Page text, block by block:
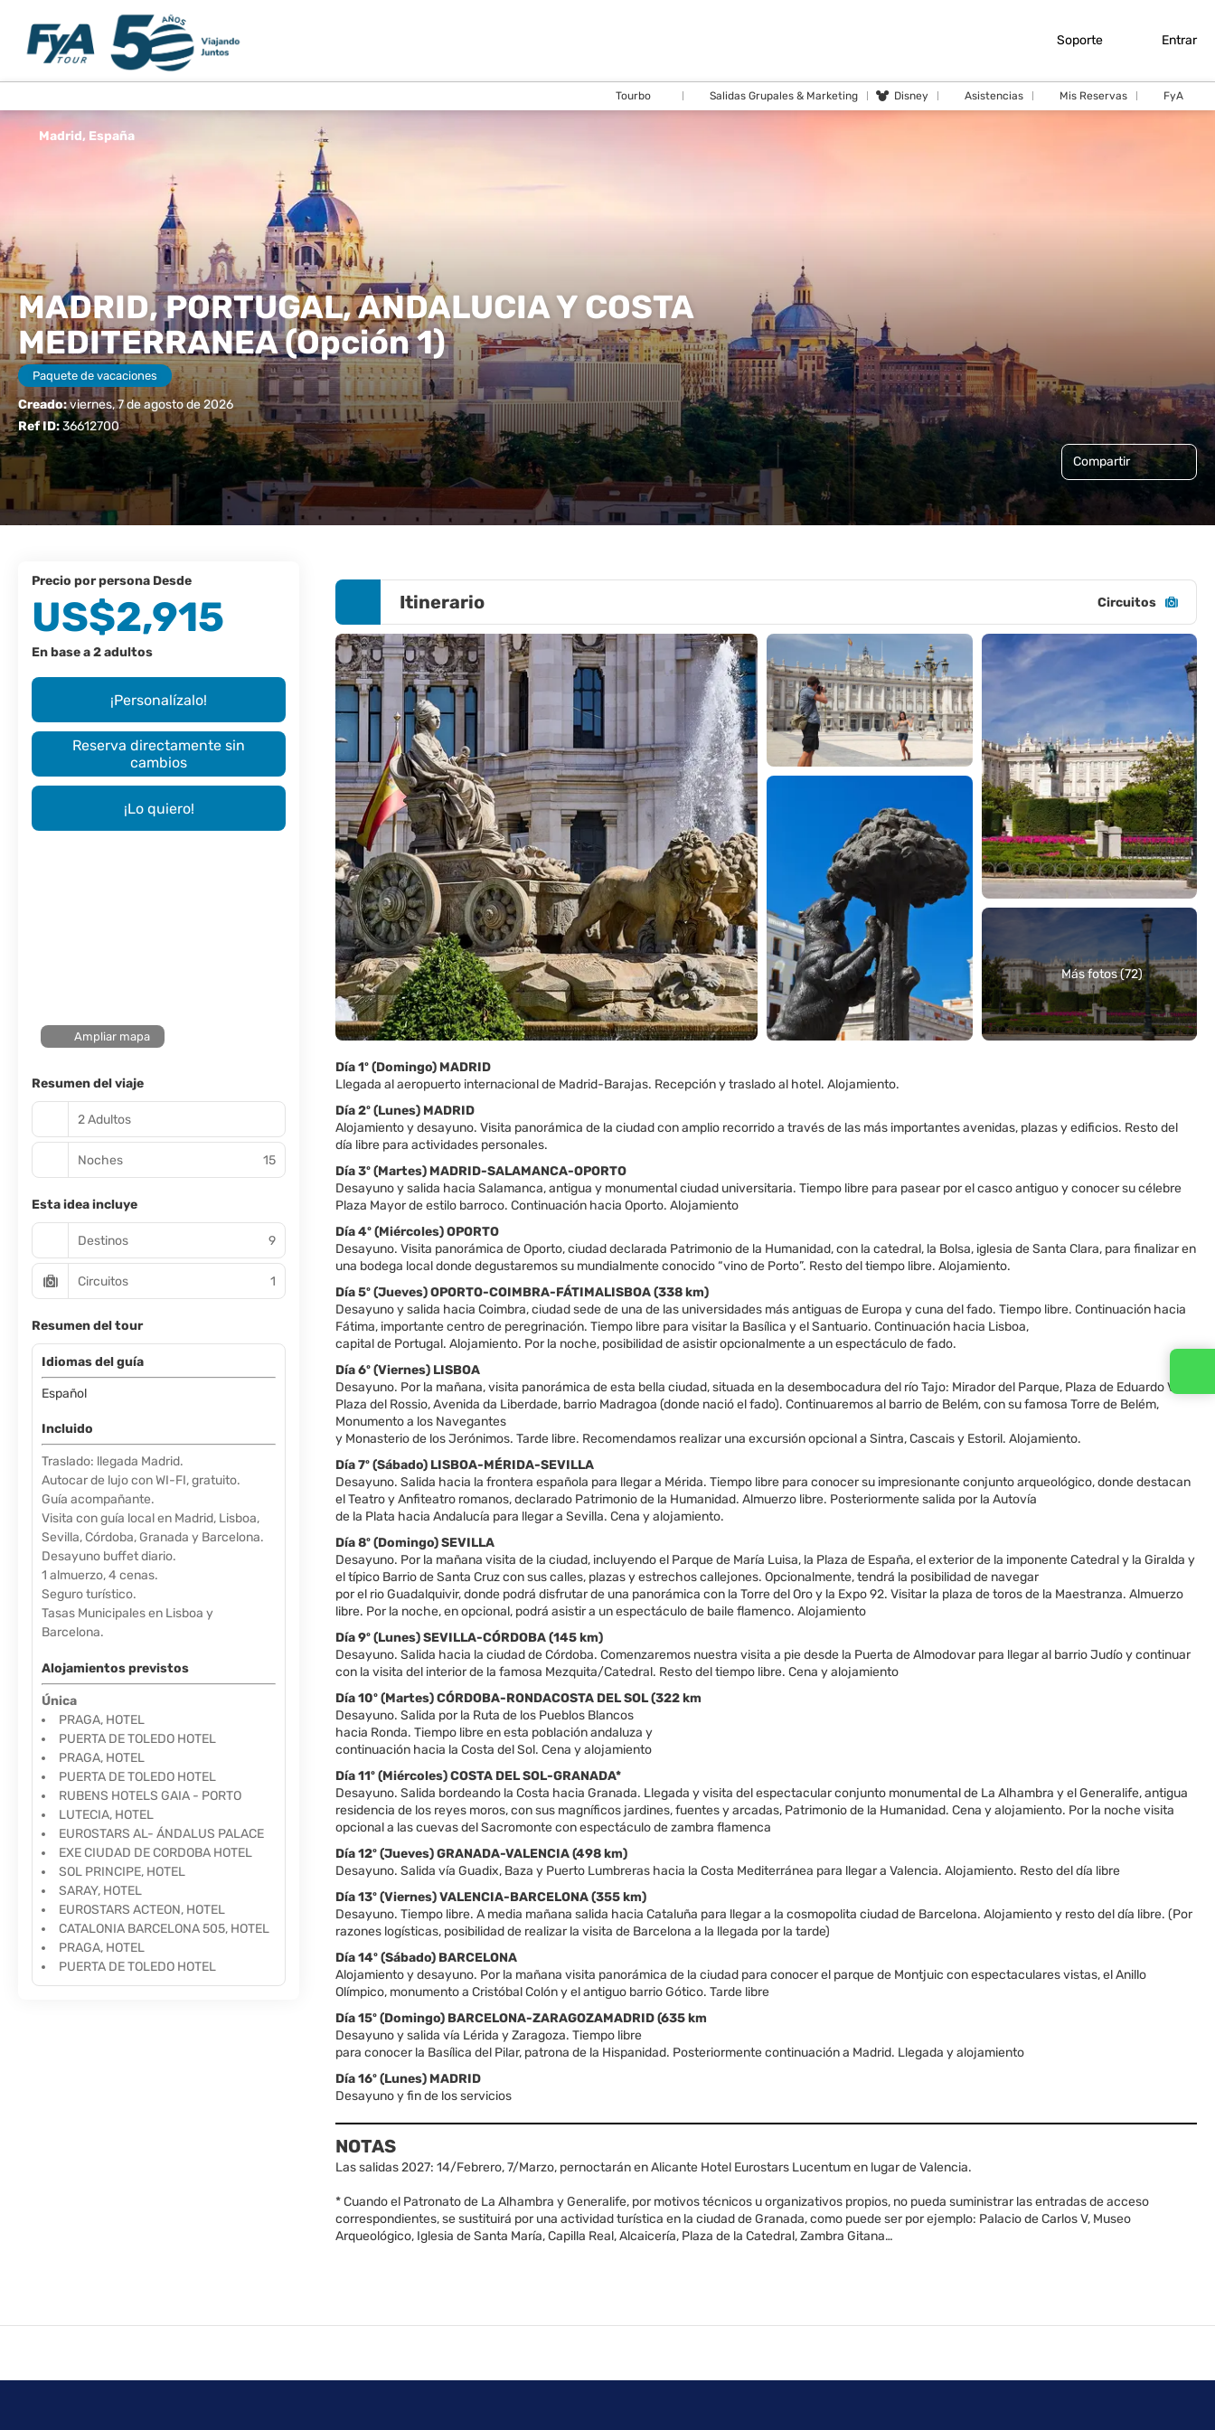
Soporte Entrar
Tourbo Salidas Grupales & Marketing Disney Asistencias Mis Reservas FyA
MADRID, PORTUGAL, ANDALUCIA Y COSTA
MEDITERRANEA (Opción 1)
Paquete de vacaciones
Creado:viernes, 7 de agosto de 2026
Ref ID:36612700
Compartir
Madrid, España
Itinerario Circuitos
Más fotos (72)
Día 1º (Domingo) MADRID
Llegada al aeropuerto internacional de Madrid-Barajas. Recepción y traslado al hotel. Alojamiento.
Día 2º (Lunes) MADRID
Alojamiento y desayuno. Visita panorámica de la ciudad con amplio recorrido a través de las más importantes avenidas, plazas y edificios. Resto del
día libre para actividades personales.
Día 3º (Martes) MADRID-SALAMANCA-OPORTO
Desayuno y salida hacia Salamanca, antigua y monumental ciudad universitaria. Tiempo libre para pasear por el casco antiguo y conocer su célebre
Plaza Mayor de estilo barroco. Continuación hacia Oporto. Alojamiento
Día 4º (Miércoles) OPORTO
Desayuno. Visita panorámica de Oporto, ciudad declarada Patrimonio de la Humanidad, con la catedral, la Bolsa, iglesia de Santa Clara, para finalizar en
una bodega local donde degustaremos su mundialmente conocido “vino de Porto”. Resto del tiempo libre. Alojamiento.
Día 5º (Jueves) OPORTO-COIMBRA-FÁTIMALISBOA (338 km)
Desayuno y salida hacia Coimbra, ciudad sede de una de las universidades más antiguas de Europa y cuna del fado. Tiempo libre. Continuación hacia
Fátima, importante centro de peregrinación. Tiempo libre para visitar la Basílica y el Santuario. Continuación hacia Lisboa,
capital de Portugal. Alojamiento. Por la noche, posibilidad de asistir opcionalmente a un espectáculo de fado.
Día 6º (Viernes) LISBOA
Desayuno. Por la mañana, visita panorámica de esta bella ciudad, situada en la desembocadura del río Tajo: Mirador del Parque, Plaza de Eduardo VII,
Plaza del Rossio, Avenida da Liberdade, barrio Madragoa (donde nació el fado). Continuaremos al barrio de Belém, con su famosa Torre de Belém,
Monumento a los Navegantes
y Monasterio de los Jerónimos. Tarde libre. Recomendamos realizar una excursión opcional a Sintra, Cascais y Estoril. Alojamiento.
Día 7º (Sábado) LISBOA-MÉRIDA-SEVILLA
Desayuno. Salida hacia la frontera española para llegar a Mérida. Tiempo libre para conocer su impresionante conjunto arqueológico, donde destacan
el Teatro y Anfiteatro romanos, declarado Patrimonio de la Humanidad. Almuerzo libre. Posteriormente salida por la Autovía
de la Plata hacia Andalucía para llegar a Sevilla. Cena y alojamiento.
Día 8º (Domingo) SEVILLA
Desayuno. Por la mañana visita de la ciudad, incluyendo el Parque de María Luisa, la Plaza de España, el exterior de la imponente Catedral y la Giralda y
el típico Barrio de Santa Cruz con sus calles, plazas y estrechos callejones. Opcionalmente, tendrá la posibilidad de navegar
por el rio Guadalquivir, donde podrá disfrutar de una panorámica con la Torre del Oro y la Expo 92. Visitar la plaza de toros de la Maestranza. Almuerzo
libre. Por la noche, en opcional, podrá asistir a un espectáculo de baile flamenco. Alojamiento
Día 9º (Lunes) SEVILLA-CÓRDOBA (145 km)
Desayuno. Salida hacia la ciudad de Córdoba. Comenzaremos nuestra visita a pie desde la Puerta de Almodovar para llegar al barrio Judío y continuar
con la visita del interior de la famosa Mezquita/Catedral. Resto del tiempo libre. Cena y alojamiento
Día 10º (Martes) CÓRDOBA-RONDACOSTA DEL SOL (322 km
Desayuno. Salida por la Ruta de los Pueblos Blancos
hacia Ronda. Tiempo libre en esta población andaluza y
continuación hacia la Costa del Sol. Cena y alojamiento
Día 11º (Miércoles) COSTA DEL SOL-GRANADA*
Desayuno. Salida bordeando la Costa hacia Granada. Llegada y visita del espectacular conjunto monumental de La Alhambra y el Generalife, antigua
residencia de los reyes moros, con sus magníficos jardines, fuentes y arcadas, Patrimonio de la Humanidad. Cena y alojamiento. Por la noche visita
opcional a las cuevas del Sacromonte con espectáculo de zambra flamenca
Día 12º (Jueves) GRANADA-VALENCIA (498 km)
Desayuno. Salida vía Guadix, Baza y Puerto Lumbreras hacia la Costa Mediterránea para llegar a Valencia. Alojamiento. Resto del día libre
Día 13º (Viernes) VALENCIA-BARCELONA (355 km)
Desayuno. Tiempo libre. A media mañana salida hacia Cataluña para llegar a la cosmopolita ciudad de Barcelona. Alojamiento y resto del día libre. (Por
razones logísticas, posibilidad de realizar la visita de Barcelona a la llegada por la tarde)
Día 14º (Sábado) BARCELONA
Alojamiento y desayuno. Por la mañana visita panorámica de la ciudad para conocer el parque de Montjuic con espectaculares vistas, el Anillo
Olímpico, monumento a Cristóbal Colón y el antiguo barrio Gótico. Tarde libre
Día 15º (Domingo) BARCELONA-ZARAGOZAMADRID (635 km
Desayuno y salida vía Lérida y Zaragoza. Tiempo libre
para conocer la Basílica del Pilar, patrona de la Hispanidad. Posteriormente continuación a Madrid. Llegada y alojamiento
Día 16º (Lunes) MADRID
Desayuno y fin de los servicios
NOTAS
Las salidas 2027: 14/Febrero, 7/Marzo, pernoctarán en Alicante Hotel Eurostars Lucentum en lugar de Valencia.
* Cuando el Patronato de La Alhambra y Generalife, por motivos técnicos u organizativos propios, no pueda suministrar las entradas de acceso
correspondientes, se sustituirá por una actividad turística en la ciudad de Granada, como puede ser por ejemplo: Palacio de Carlos V, Museo
Arqueológico, Iglesia de Santa María, Capilla Real, Alcaicería, Plaza de la Catedral, Zambra Gitana…
precio por persona Desde
US$2,915
En base a 2 adultos
¡Personalízalo!
Reserva directamente sin
cambios
¡Lo quiero!
Ampliar mapa
Resumen del viaje
2 Adultos
Noches 15
Esta idea incluye
Destinos 9
Circuitos 1
Resumen del tour
Idiomas del guía
Español
Incluido
Traslado: llegada Madrid.
Autocar de lujo con WI-FI, gratuito.
Guía acompañante.
Visita con guía local en Madrid, Lisboa,
Sevilla, Córdoba, Granada y Barcelona.
Desayuno buffet diario.
1 almuerzo, 4 cenas.
Seguro turístico.
Tasas Municipales en Lisboa y
Alojamientos previstos
Única
PRAGA, HOTEL
PUERTA DE TOLEDO HOTEL
PRAGA, HOTEL
PUERTA DE TOLEDO HOTEL
RUBENS HOTELS GAIA - PORTO
LUTECIA, HOTEL
EUROSTARS AL- ÁNDALUS PALACE
EXE CIUDAD DE CORDOBA HOTEL
SOL PRINCIPE, HOTEL
SARAY, HOTEL
EUROSTARS ACTEON, HOTEL
CATALONIA BARCELONA 505, HOTEL
PRAGA, HOTEL
PUERTA DE TOLEDO HOTEL